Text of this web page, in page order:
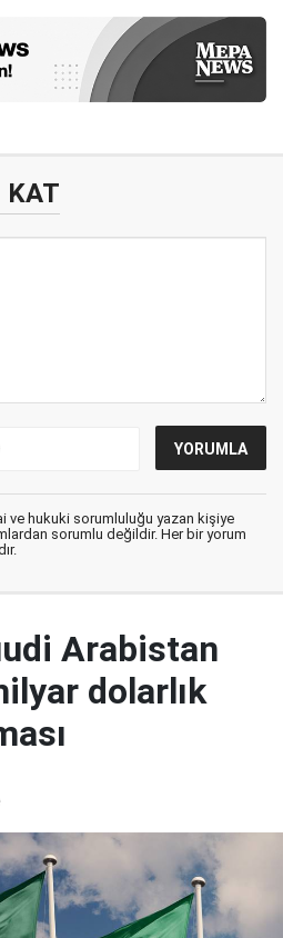
KAT
ve hukuki sorumluluğu yazan kişiye
sorumlu değildir. Her bir yorum
Arabistan
dolarlık